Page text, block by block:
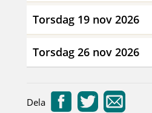
Torsdag 19 nov 2026
Torsdag 26 nov 2026
Dela